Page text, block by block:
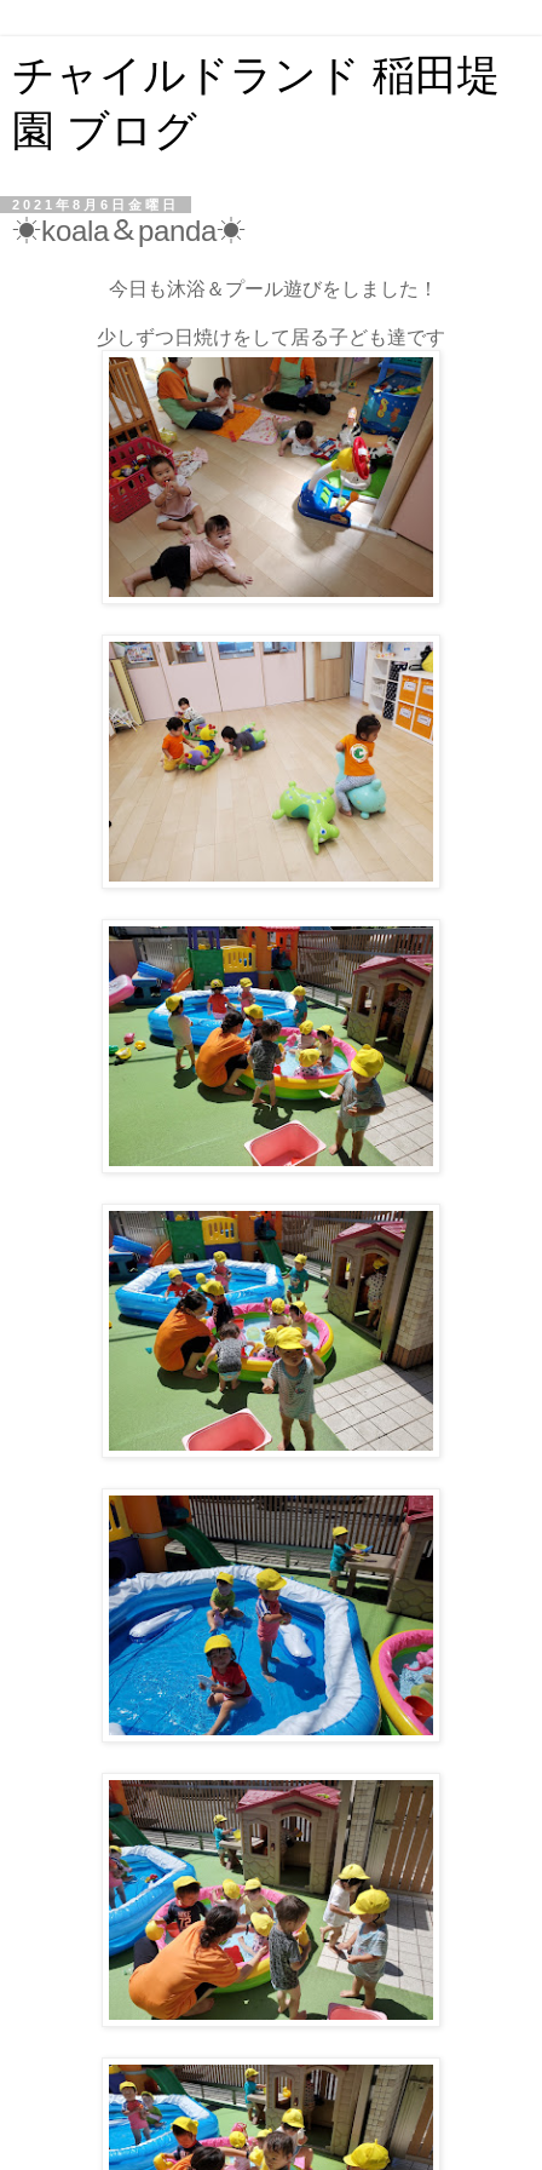
チャイルドランド 稲田堤
園 ブログ
2021年8月6日金曜日
☀koala＆panda☀
今日も沐浴＆プール遊びをしました！
少しずつ日焼けをして居る子ども達です